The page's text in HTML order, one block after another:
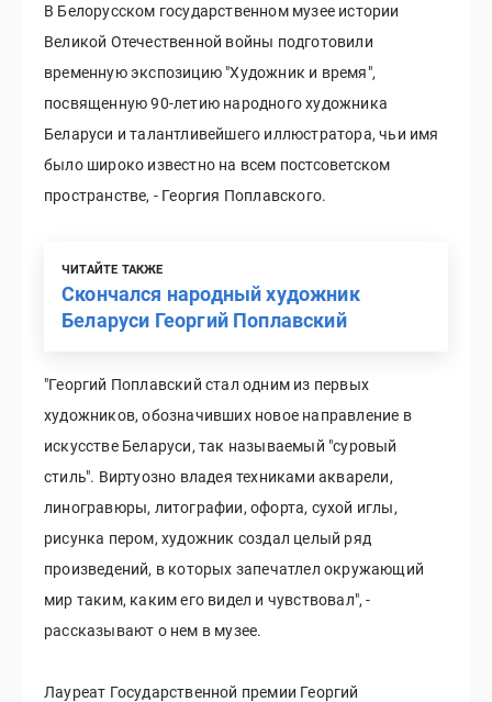
В Белорусском государственном музее истории
Великой Отечественной войны подготовили
временную экспозицию "Художник и время",
посвященную 90-летию народного художника
Беларуси и талантливейшего иллюстратора, чьи имя
было широко известно на всем постсоветском
пространстве, - Георгия Поплавского.
ЧИТАЙТЕ ТАКЖЕ
Скончался народный художник
Беларуси Георгий Поплавский
"Георгий Поплавский стал одним из первых
художников, обозначивших новое направление в
искусстве Беларуси, так называемый "суровый
стиль". Виртуозно владея техниками акварели,
линогравюры, литографии, офорта, сухой иглы,
рисунка пером, художник создал целый ряд
произведений, в которых запечатлел окружающий
мир таким, каким его видел и чувствовал", -
рассказывают о нем в музее.
Лауреат Государственной премии Георгий